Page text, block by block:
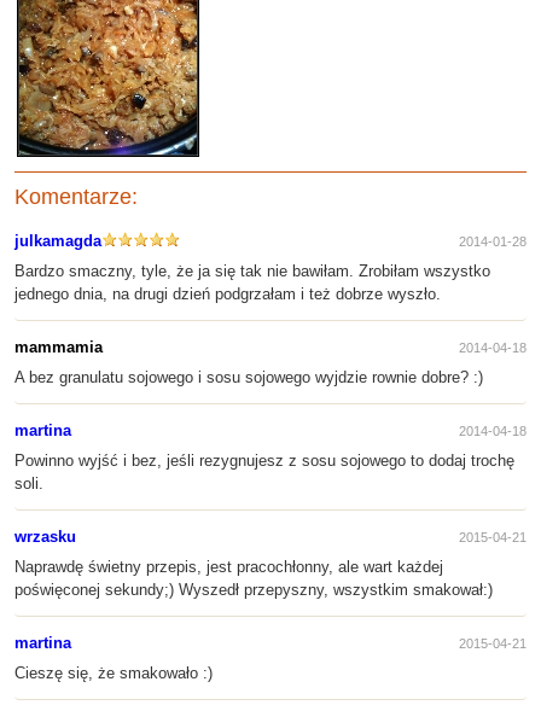
Komentarze:
julkamagda 2014-01-28
Bardzo smaczny, tyle, że ja się tak nie bawiłam. Zrobiłam wszystko
jednego dnia, na drugi dzień podgrzałam i też dobrze wyszło.
mammamia 2014-04-18
A bez granulatu sojowego i sosu sojowego wyjdzie rownie dobre? :)
martina 2014-04-18
Powinno wyjść i bez, jeśli rezygnujesz z sosu sojowego to dodaj trochę
soli.
wrzasku 2015-04-21
Naprawdę świetny przepis, jest pracochłonny, ale wart każdej
poświęconej sekundy;) Wyszedł przepyszny, wszystkim smakował:)
martina 2015-04-21
Cieszę się, że smakowało :)